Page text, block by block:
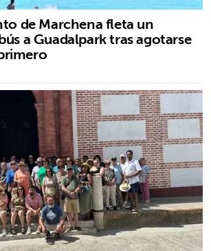
de Marchena fleta un
a Guadalpark tras agotarse